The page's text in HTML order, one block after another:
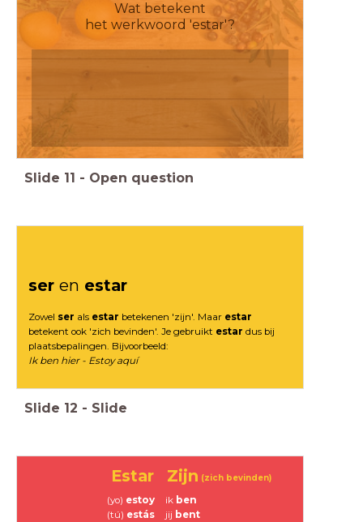
Wat betekent
het werkwoord 'estar'?
Slide 11 - Open question
ser en estar
Zowel ser als estar betekenen 'zijn'. Maar estar
betekent ook 'zich bevinden'. Je gebruikt estar dus bij
plaatsbepalingen. Bijvoorbeeld:
Ik ben hier - Estoy aquí
Slide 12 - Slide
(yo) estoy
(tú) estás
ik ben
jij bent
Estar Zijn (zich bevinden)